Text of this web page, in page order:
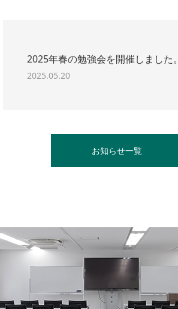
2025年春の勉強会を開催しました。
2025.05.20
お知らせ一覧